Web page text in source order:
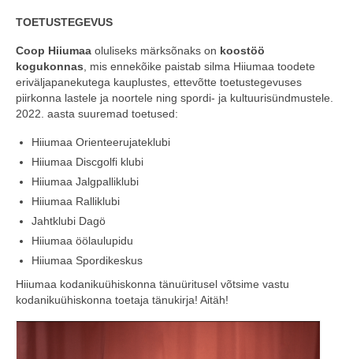
TOETUSTEGEVUS
Coop Hiiumaa oluliseks märksõnaks on koostöö
kogukonnas , mis ennekõike paistab silma Hiiumaa toodete
eriväljapanekutega kauplustes, ettevõtte toetustegevuses
piirkonna lastele ja noortele ning spordi- ja kultuurisündmustele.
2022. aasta suuremad toetused:
Hiiumaa Orienteerujateklubi
Hiiumaa Discgolfi klubi
Hiiumaa Jalgpalliklubi
Hiiumaa Ralliklubi
Jahtklubi Dagö
Hiiumaa öölaulupidu
Hiiumaa Spordikeskus
Hiiumaa kodanikuühiskonna tänuüritusel võtsime vastu
kodanikuühiskonna toetaja tänukirja! Aitäh!